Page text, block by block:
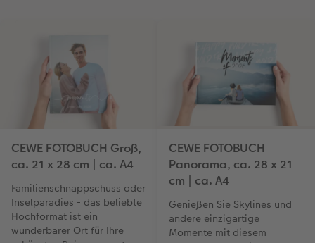
CEWE FOTOBUCH Groß,
ca. 21 x 28 cm | ca. A4
Familienschnappschuss oder
Inselparadies - das beliebte
Hochformat ist ein
wunderbarer Ort für Ihre
CEWE FOTOBUCH
Panorama, ca. 28 x 21
cm | ca. A4
Genießen Sie Skylines und
andere einzigartige
Momente mit diesem